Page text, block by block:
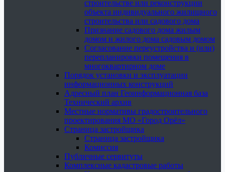
строительстве или реконструкции
объекта индивидуального жилищного
строительства или садового дома
Признание садового дома жилым
домом и жилого дома садовым домом
Согласование переустройства и (или)
перепланировки помещения в
многоквартирном доме
Порядок установки и эксплуатации
информационных конструкций
Адресный план Геоинформационная база
Технический архив
Местные нормативы градостроительного
проектирования МО «Город Орёл»
Страница застройщика
Страница застройщика
Комиссия
Публичные сервитуты
Комплексные кадастровые работы